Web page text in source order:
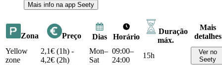
Mais info na app Seety
Zona Preço Dias Horário
Duração
máx.
Mais
detalhes
Yellow
zone
2,1€ (1h) -
4,2€ (2h)
Mon–
Sat
09:00–
24:00
15h
Ver no
Seety